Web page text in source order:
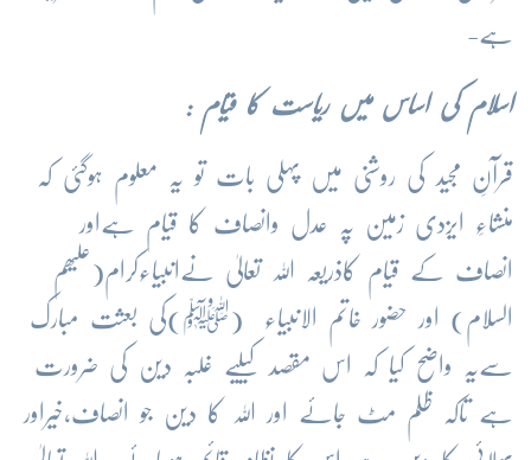
ہے-
اسلام کی اساس میں ریاست کا قیام :
قرآنِ مجید کی روشنی میں پہلی بات تو یہ معلوم ہوگئی کہ
منشاءِ ایزدی زمین پہ عدل وانصاف کا قیام ہےاور
انصاف کے قیام کاذریعہ اللہ تعالیٰ نےانبیاءکرام(علیھم
السلام) اور حضور خاتم الانبیاء (ﷺ)کی بعثت مبارک
سےیہ واضح کیا کہ اس مقصد کیلیے غلبہ دین کی ضرورت
ہے تاکہ ظلم مٹ جائے اور اللہ کا دین جو انصاف،خیراور